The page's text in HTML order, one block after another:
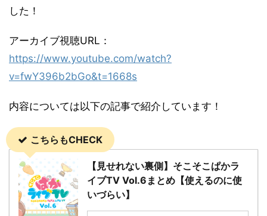
した！
アーカイブ視聴URL：
https://www.youtube.com/watch?
v=fwY396b2bGo&t=1668s
内容については以下の記事で紹介しています！
こちらもCHECK
【見せれない裏側】そこそこぱかラ
イブTV Vol.6まとめ【使えるのに使
いづらい】